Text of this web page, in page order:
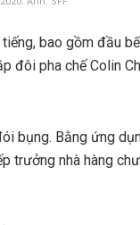
bao gồm đầu
đôi pha chế Colin
bụng. Bằng ứng
trưởng nhà hàng